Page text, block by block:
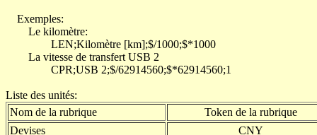
Exemples:
Le kilomètre:
LEN;Kilomètre [km];$/1000;$*1000
La vitesse de transfert USB 2
CPR;USB 2;$/62914560;$*62914560;1
Liste des unités:
Nom de la rubrique
Token de la rubrique
Devises
CNY